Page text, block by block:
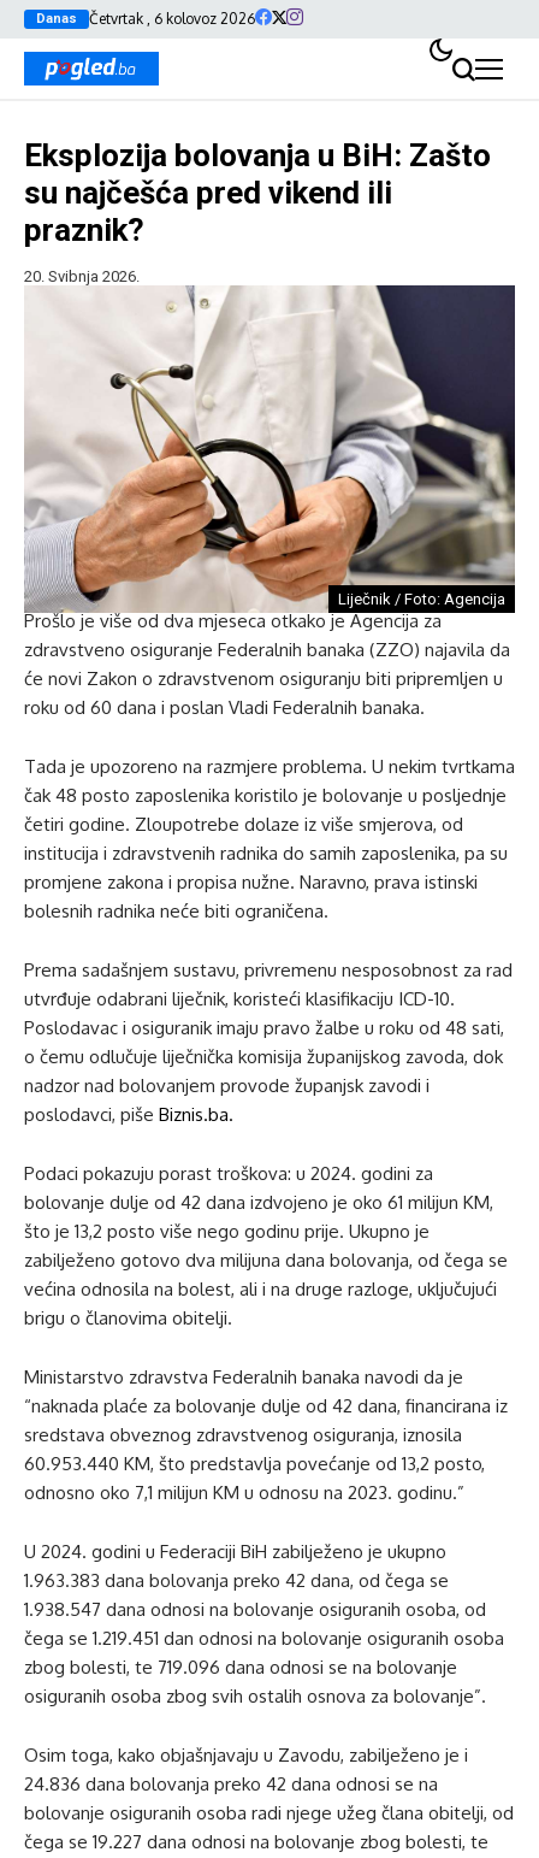
Danas Četvrtak , 6 kolovoz 2026
Eksplozija bolovanja u BiH: Zašto
su najčešća pred vikend ili
praznik?
20. Svibnja 2026.
Liječnik / Foto: Agencija
Prošlo je više od dva mjeseca otkako je Agencija za
zdravstveno osiguranje Federalnih banaka (ZZO) najavila da
će novi Zakon o zdravstvenom osiguranju biti pripremljen u
roku od 60 dana i poslan Vladi Federalnih banaka.
Tada je upozoreno na razmjere problema. U nekim tvrtkama
čak 48 posto zaposlenika koristilo je bolovanje u posljednje
četiri godine. Zloupotrebe dolaze iz više smjerova, od
institucija i zdravstvenih radnika do samih zaposlenika, pa su
promjene zakona i propisa nužne. Naravno, prava istinski
bolesnih radnika neće biti ograničena.
Prema sadašnjem sustavu, privremenu nesposobnost za rad
utvrđuje odabrani liječnik, koristeći klasifikaciju ICD-10.
Poslodavac i osiguranik imaju pravo žalbe u roku od 48 sati,
o čemu odlučuje liječnička komisija županijskog zavoda, dok
nadzor nad bolovanjem provode županjsk zavodi i
poslodavci, piše Biznis.ba.
Podaci pokazuju porast troškova: u 2024. godini za
bolovanje dulje od 42 dana izdvojeno je oko 61 milijun KM,
što je 13,2 posto više nego godinu prije. Ukupno je
zabilježeno gotovo dva milijuna dana bolovanja, od čega se
većina odnosila na bolest, ali i na druge razloge, uključujući
brigu o članovima obitelji.
Ministarstvo zdravstva Federalnih banaka navodi da je
“naknada plaće za bolovanje dulje od 42 dana, financirana iz
sredstava obveznog zdravstvenog osiguranja, iznosila
60.953.440 KM, što predstavlja povećanje od 13,2 posto,
odnosno oko 7,1 milijun KM u odnosu na 2023. godinu.”
U 2024. godini u Federaciji BiH zabilježeno je ukupno
1.963.383 dana bolovanja preko 42 dana, od čega se
1.938.547 dana odnosi na bolovanje osiguranih osoba, od
čega se 1.219.451 dan odnosi na bolovanje osiguranih osoba
zbog bolesti, te 719.096 dana odnosi se na bolovanje
osiguranih osoba zbog svih ostalih osnova za bolovanje”.
Osim toga, kako objašnjavaju u Zavodu, zabilježeno je i
24.836 dana bolovanja preko 42 dana odnosi se na
bolovanje osiguranih osoba radi njege užeg člana obitelji, od
čega se 19.227 dana odnosi na bolovanje zbog bolesti, te